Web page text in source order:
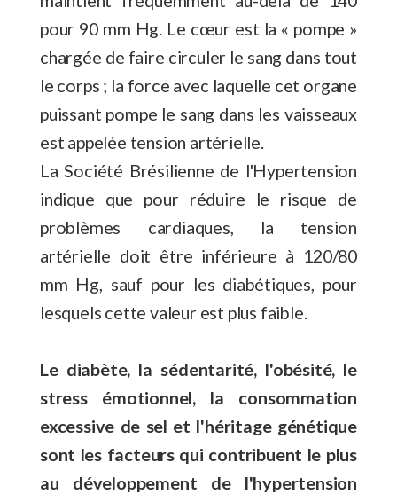
pour 90 mm Hg. Le cœur est la « pompe »
chargée de faire circuler le sang dans tout
le corps ; la force avec laquelle cet organe
puissant pompe le sang dans les vaisseaux
est appelée tension artérielle.
La Société Brésilienne de l'Hypertension
indique que pour réduire le risque de
problèmes cardiaques, la tension
artérielle doit être inférieure à 120/80
mm Hg, sauf pour les diabétiques, pour
lesquels cette valeur est plus faible.
Le diabète, la sédentarité, l'obésité, le
stress émotionnel, la consommation
excessive de sel et l'héritage génétique
sont les facteurs qui contribuent le plus
au développement de l'hypertension